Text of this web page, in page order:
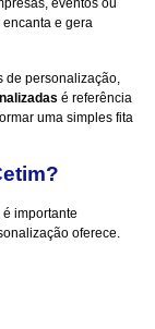
eventos ou
encanta e gera
de personalização,
é referência
uma simples fita
é importante
oferece.